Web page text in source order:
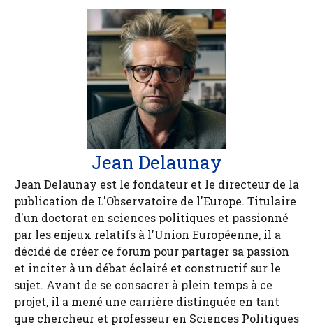
Jean Delaunay
Jean Delaunay est le fondateur et le directeur de la
publication de L'Observatoire de l'Europe. Titulaire
d'un doctorat en sciences politiques et passionné
par les enjeux relatifs à l'Union Européenne, il a
décidé de créer ce forum pour partager sa passion
et inciter à un débat éclairé et constructif sur le
sujet. Avant de se consacrer à plein temps à ce
projet, il a mené une carrière distinguée en tant
que chercheur et professeur en Sciences Politiques